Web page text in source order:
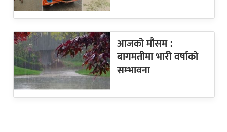
आजको मौसम :
बागमतीमा भारी वर्षाको
सम्भावना